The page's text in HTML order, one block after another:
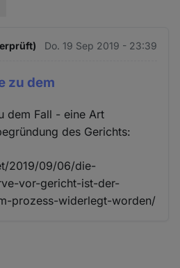
Do. 19 Sep 2019 - 23:39
zu dem
dem Fall - eine Art
des Gerichts:
2019/09/06/die-
vor-gericht-ist-der-
prozess-widerlegt-worden/